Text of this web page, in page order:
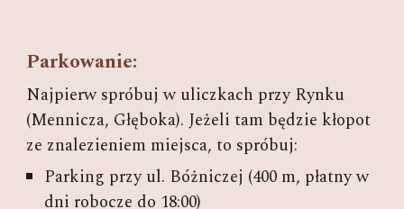
Parkowanie:
Najpierw spróbuj w uliczkach przy Rynku
(Mennicza, Głęboka).Jeżeli tam będzie kłopot
ze znalezieniem miejsca, to spróbuj:
Parking przy ul. Bóżniczej (400 m, płatny w
dni robocze do 18:00)